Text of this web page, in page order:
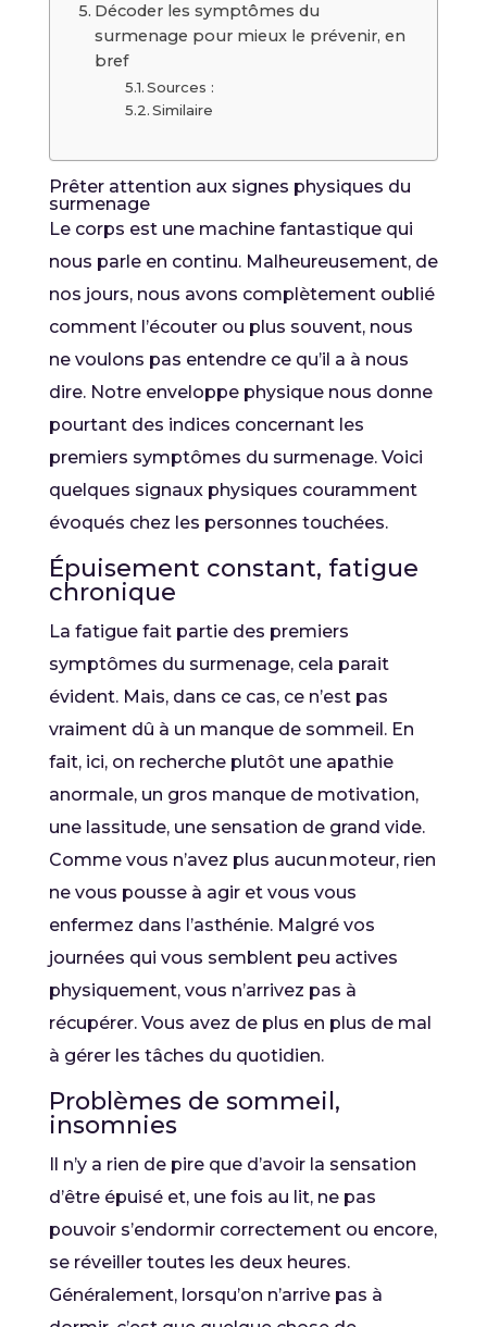
Décoder les symptômes du
surmenage pour mieux le prévenir, en
bref
Sources :
Similaire
Prêter attention aux signes physiques du
surmenage
Le corps est une machine fantastique qui
nous parle en continu. Malheureusement, de
nos jours, nous avons complètement oublié
comment l’écouter ou plus souvent, nous
ne voulons pas entendre ce qu’il a à nous
dire. Notre enveloppe physique nous donne
pourtant des indices concernant les
premiers symptômes du surmenage. Voici
quelques signaux physiques couramment
évoqués chez les personnes touchées.
Épuisement constant, fatigue
chronique
La fatigue fait partie des premiers
symptômes du surmenage, cela parait
évident. Mais, dans ce cas, ce n’est pas
vraiment dû à un manque de sommeil. En
fait, ici, on recherche plutôt une apathie
anormale, un gros manque de motivation,
une lassitude, une sensation de grand vide.
Comme vous n’avez plus aucun moteur, rien
ne vous pousse à agir et vous vous
enfermez dans l’asthénie. Malgré vos
journées qui vous semblent peu actives
physiquement, vous n’arrivez pas à
récupérer. Vous avez de plus en plus de mal
à gérer les tâches du quotidien.
Problèmes de sommeil,
insomnies
Il n’y a rien de pire que d’avoir la sensation
d’être épuisé et, une fois au lit, ne pas
pouvoir s’endormir correctement ou encore,
se réveiller toutes les deux heures.
Généralement, lorsqu’on n’arrive pas à